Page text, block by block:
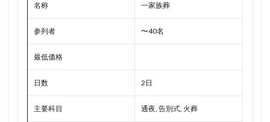
名称 一家族葬
参列者 〜40名
最低価格
日数 2日
主要科目 通夜, 告別式, 火葬